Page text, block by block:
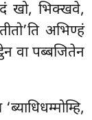
खो, भिक्खवे,
अभिण्हं
वा पब्बजितेन